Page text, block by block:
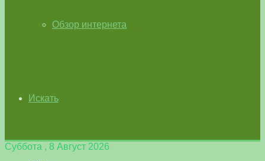
Обзор интернета
Искать
Суббота , 8 Август 2026